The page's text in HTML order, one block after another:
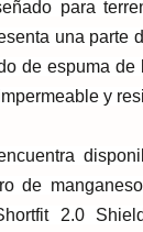
para
una parte
de espuma
y
de
2.0 Shield